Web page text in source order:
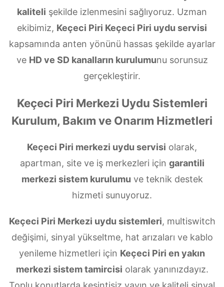
kaliteli şekilde izlenmesini sağlıyoruz. Uzman
ekibimiz, Keçeci Piri Keçeci Piri uydu servisi
kapsamında anten yönünü hassas şekilde ayarlar
ve HD ve SD kanalların kurulumunu sorunsuz
gerçekleştirir.
Keçeci Piri Merkezi Uydu Sistemleri
Kurulum, Bakım ve Onarım Hizmetleri
Keçeci Piri merkezi uydu servisi olarak,
apartman, site ve iş merkezleri için garantili
merkezi sistem kurulumu ve teknik destek
hizmeti sunuyoruz.
Keçeci Piri Merkezi uydu sistemleri, multiswitch
değişimi, sinyal yükseltme, hat arızaları ve kablo
yenileme hizmetleri için Keçeci Piri en yakın
merkezi sistem tamircisi olarak yanınızdayız.